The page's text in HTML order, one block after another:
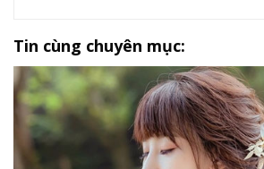
Tin cùng chuyên mục: